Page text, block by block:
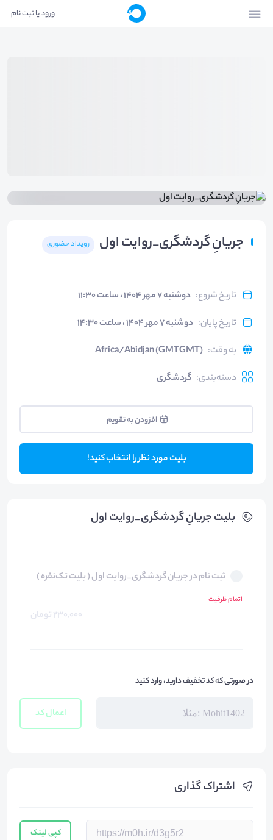
ورود یا ثبت نام
جریانِ گردشگری_روایت اول رویداد حضوری
تاریخ شروع: دوشنبه ۷ مهر ۱۴۰۴ ، ساعت ۱۱:۳۰
تاریخ پایان: دوشنبه ۷ مهر ۱۴۰۴ ، ساعت ۱۴:۳۰
به وقت:
Africa/Abidjan (GMTGMT)
دسته‌بندی: گردشگری
افزودن به تقویم
بلیت مورد نظر را انتخاب کنید!
اشتراک گذاری
کپی لینک
بلیت‌ جریانِ گردشگری_روایت اول
ثبت نام در جریان گردشگری_روایت اول ( بلیت تک‌نفره )
اتمام ظرفیت
230,000 تومان
در صورتی که کد تخفیف دارید، وارد کنید
اعمال کد